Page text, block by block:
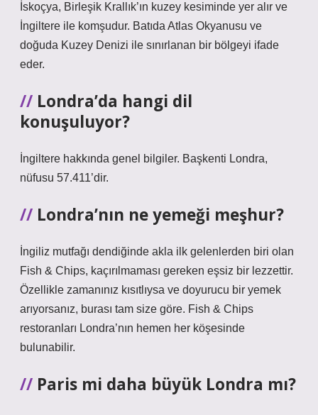
İskoçya, Birleşik Krallık’ın kuzey kesiminde yer alır ve
İngiltere ile komşudur. Batıda Atlas Okyanusu ve
doğuda Kuzey Denizi ile sınırlanan bir bölgeyi ifade
eder.
Londra’da hangi dil
konuşuluyor?
İngiltere hakkında genel bilgiler. Başkenti Londra,
nüfusu 57.411’dir.
Londra’nın ne yemeği meşhur?
İngiliz mutfağı dendiğinde akla ilk gelenlerden biri olan
Fish & Chips, kaçırılmaması gereken eşsiz bir lezzettir.
Özellikle zamanınız kısıtlıysa ve doyurucu bir yemek
arıyorsanız, burası tam size göre. Fish & Chips
restoranları Londra’nın hemen her köşesinde
bulunabilir.
Paris mi daha büyük Londra mı?